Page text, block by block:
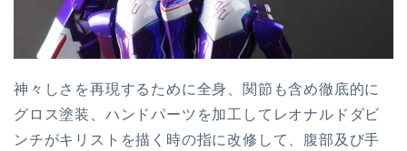
神々しさを再現するために全身、関節も含め徹底的に
グロス塗装、ハンドパーツを加工してレオナルドダビ
ンチがキリストを描く時の指に改修して、腹部及び手